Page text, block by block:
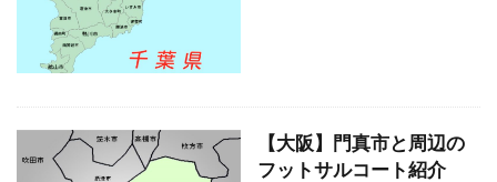
【大阪】門真市と周辺の
フットサルコート紹介